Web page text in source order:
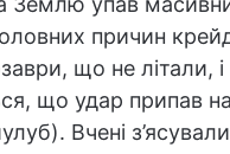
причин
що не літали,
що удар припав
Вчені